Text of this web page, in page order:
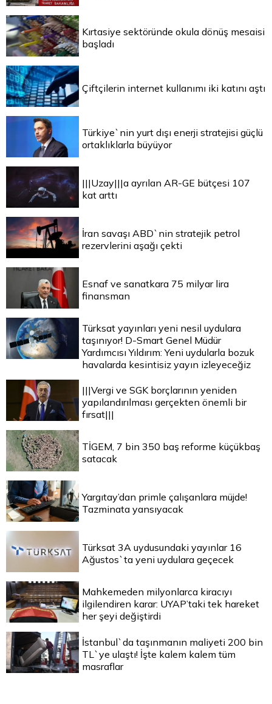
Kırtasiye sektöründe okula dönüş mesaisi
başladı
Çiftçilerin internet kullanımı iki katını aştı
Türkiye`nin yurt dışı enerji stratejisi güçlü
ortaklıklarla büyüyor
|||Uzay|||a ayrılan AR-GE bütçesi 107
kat arttı
İran savaşı ABD`nin stratejik petrol
rezervlerini aşağı çekti
Esnaf ve sanatkara 75 milyar lira
finansman
Türksat yayınları yeni nesil uydulara
taşınıyor! D-Smart Genel Müdür
Yardımcısı Yıldırım: Yeni uydularla bozuk
havalarda kesintisiz yayın izleyeceğiz
|||Vergi ve SGK borçlarının yeniden
yapılandırılması gerçekten önemli bir
fırsat|||
TİGEM, 7 bin 350 baş reforme küçükbaş
satacak
Yargıtay’dan primle çalışanlara müjde!
Tazminata yansıyacak
Türksat 3A uydusundaki yayınlar 16
Ağustos`ta yeni uydulara geçecek
Mahkemeden milyonlarca kiracıyı
ilgilendiren karar: UYAP’taki tek hareket
her şeyi değiştirdi
İstanbul`da taşınmanın maliyeti 200 bin
TL`ye ulaştı! İşte kalem kalem tüm
masraflar